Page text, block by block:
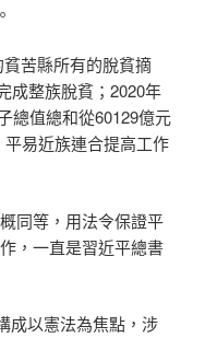
苦縣所有的脫貧摘
成整族脫貧；2020年
總值總和從60129億元
易近族連合提高工作
同等，用法令保證平
，一直是習近平總書
以憲法為焦點，涉